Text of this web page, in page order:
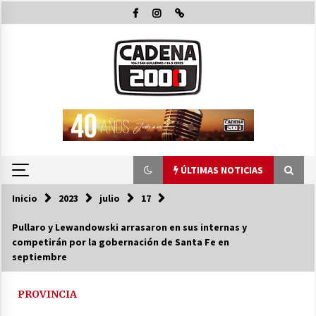
al
ÚLTIMAS NOTICIAS
ÚLTIMAS NOTICIAS
Pullaro y Michlig recorrieron y habiltaron
inauguraron 24 viviendas en Suardi
Inicio 2023 julio 17
Pullaro y Lewandowski arrasaron en sus internas y
competirán por la gobernación de Santa Fe en
septiembre
PROVINCIA